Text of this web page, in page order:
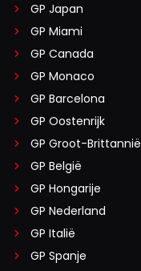
GP Japan
GP Miami
GP Canada
GP Monaco
GP Barcelona
GP Oostenrijk
GP Groot-Brittannië
GP België
GP Hongarije
GP Nederland
GP Italië
GP Spanje